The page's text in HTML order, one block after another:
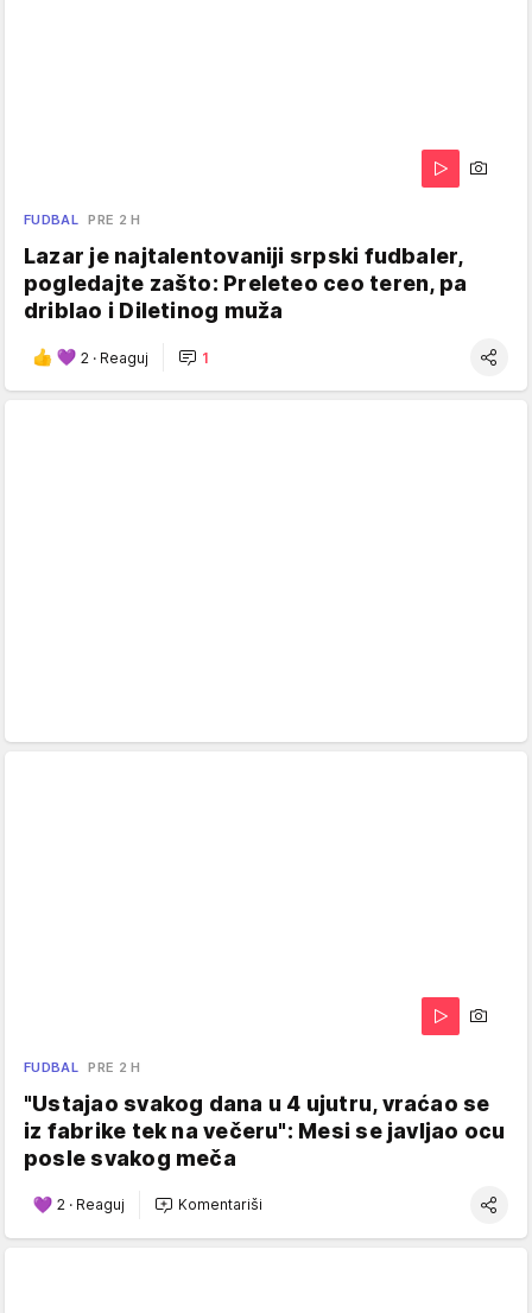
FUDBAL PRE 2 H
Lazar je najtalentovaniji srpski fudbaler,
pogledajte zašto: Preleteo ceo teren, pa
driblao i Diletinog muža
2 · Reaguj 1
FUDBAL PRE 2 H
"Ustajao svakog dana u 4 ujutru, vraćao se
iz fabrike tek na večeru": Mesi se javljao ocu
posle svakog meča
2 · Reaguj Komentariši